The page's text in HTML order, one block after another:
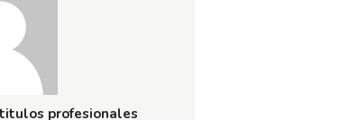
titulos profesionales